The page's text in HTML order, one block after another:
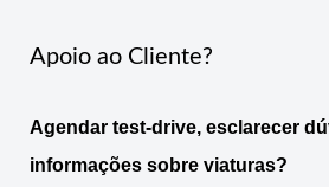
Apoio ao Cliente?
Agendar test-drive, esclarecer
informações sobre viaturas?